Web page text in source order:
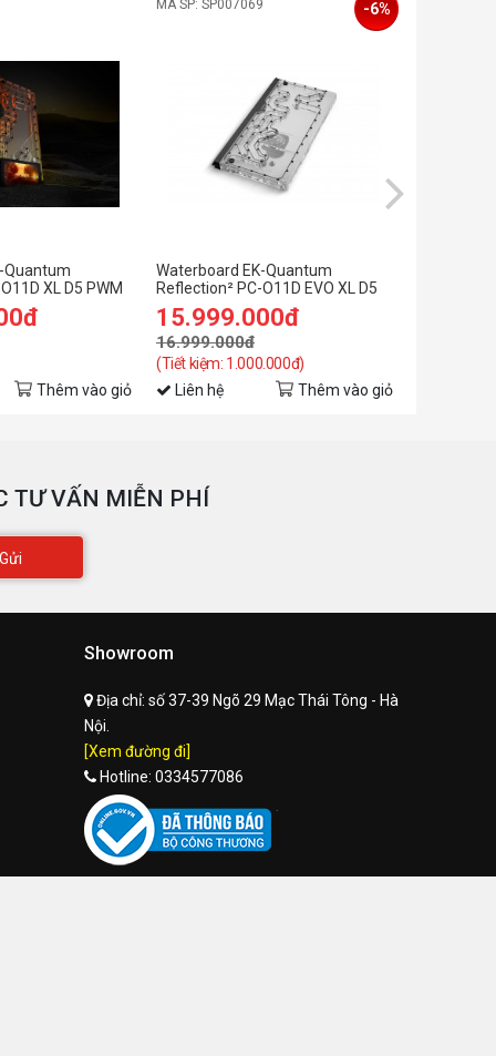
Quantum
XL D5 PWM
Thêm vào giỏ
MÃ SP: SP007069
Waterboard EK-Quantum
Reflection² PC-O11D EVO XL D5
PWM D-RGB - Plexi
15.999.000đ
16.999.000đ
(Tiết kiệm: 1.000.000đ)
-6%
Liên hệ Thêm vào giỏ
TƯ VẤN MIỄN PHÍ
Gửi
Showroom
Địa chỉ: số 37-39 Ngõ 29 Mạc Thái Tông - Hà
Nội.
[Xem đường đi]
Hotline: 0334577086